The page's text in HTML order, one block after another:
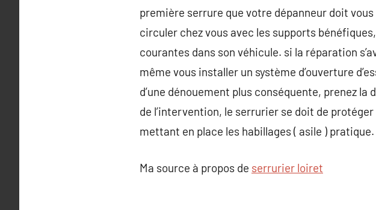
première serrure que votre dépanneur doit
circuler chez vous avec les supports
courantes dans son véhicule. si la réparation
même vous installer un système d’ouverture
d’une dénouement plus conséquente, prenez
de l’intervention, le serrurier se doit de
mettant en place les habillages ( asile ) pratique.
Ma source à propos de serrurier loiret